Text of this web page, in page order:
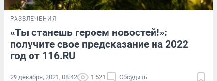
РАЗВЛЕЧЕНИЯ
«Ты станешь героем новостей!»:
получите свое предсказание на 2022
год от 116.RU
29 декабря, 2021, 08:42 1 521 Обсудить